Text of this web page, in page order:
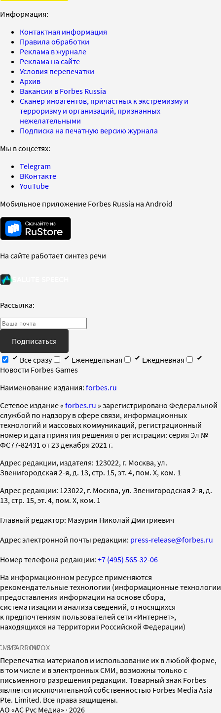
Информация:
Контактная информация
Правила обработки
Реклама в журнале
Реклама на сайте
Условия перепечатки
Архив
Вакансии в Forbes Russia
Сканер иноагентов, причастных к экстремизму и
терроризму и организаций, признанных
нежелательными
Подписка на печатную версию журнала
Мы в соцсетях:
Telegram
ВКонтакте
YouTube
Мобильное приложение Forbes Russia на Android
На сайте работает синтез речи
Рассылка:
Подписаться
Все сразу
Еженедельная
Ежедневная
Новости Forbes Games
Наименование издания: forbes.ru
Cетевое издание « forbes.ru » зарегистрировано Федеральной
службой по надзору в сфере связи, информационных
технологий и массовых коммуникаций, регистрационный
номер и дата принятия решения о регистрации: серия Эл №
ФС77-82431 от 23 декабря 2021 г.
Адрес редакции, издателя: 123022, г. Москва, ул.
Звенигородская 2-я, д. 13, стр. 15, эт. 4, пом. X, ком. 1
Адрес редакции: 123022, г. Москва, ул. Звенигородская 2-я, д.
13, стр. 15, эт. 4, пом. X, ком. 1
Главный редактор: Мазурин Николай Дмитриевич
Адрес электронной почты редакции: press-release@forbes.ru
Номер телефона редакции: +7 (495) 565-32-06
На информационном ресурсе применяются
рекомендательные технологии (информационные технологии
предоставления информации на основе сбора,
систематизации и анализа сведений, относящихся
к предпочтениям пользователей сети «Интернет»,
находящихся на территории Российской Федерации)
SPARROWINFOX
Перепечатка материалов и использование их в любой форме,
в том числе и в электронных СМИ, возможны только с
письменного разрешения редакции. Товарный знак Forbes
является исключительной собственностью Forbes Media Asia
Pte. Limited. Все права защищены.
AO «АС Рус Медиа» · 2026